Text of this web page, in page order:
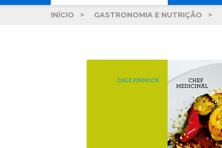
INÍCIO GASTRONOMIA E NUTRIÇÃO